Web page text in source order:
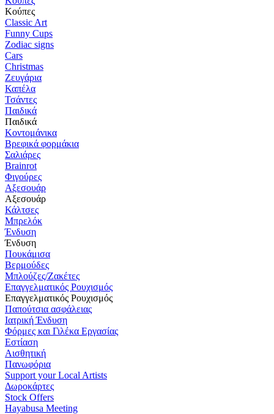
Κούπες
Classic Art
Funny Cups
Zodiac signs
Cars
Christmas
Ζευγάρια
Καπέλα
Τσάντες
Παιδικά
Παιδικά
Κοντομάνικα
Βρεφικά φορμάκια
Σαλιάρες
Brainrot
Φιγούρες
Αξεσουάρ
Αξεσουάρ
Κάλτσες
Μπρελόκ
Ένδυση
Ένδυση
Πουκάμισα
Βερμούδες
Μπλούζες/Ζακέτες
Επαγγελματικός Ρουχισμός
Επαγγελματικός Ρουχισμός
Παπούτσια ασφάλειας
Ιατρική Ένδυση
Φόρμες και Γιλέκα Εργασίας
Εστίαση
Αισθητική
Πανωφόρια
Support your Local Artists
Δωροκάρτες
Stock Offers
Hayabusa Meeting